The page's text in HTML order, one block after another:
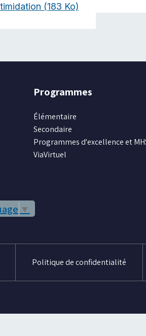
(183 Ko)
Programmes
Élémentaire
Secondaire
Programmes d'excellence et
ViaVirtuel
▼
Politique de confidentialité